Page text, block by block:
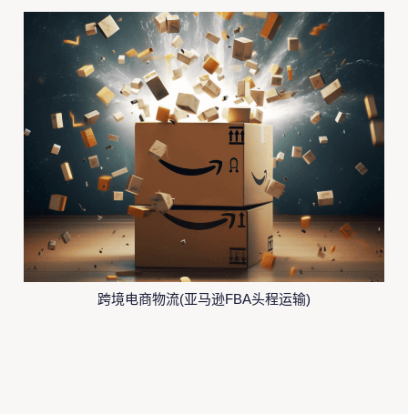
跨境电商物流(亚马逊FBA头程运输)